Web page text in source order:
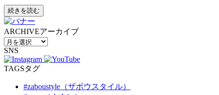
続きを読む
ARCHIVEアーカイブ
SNS
TAGSタグ
#zaboustyle（ザボウスタイル）